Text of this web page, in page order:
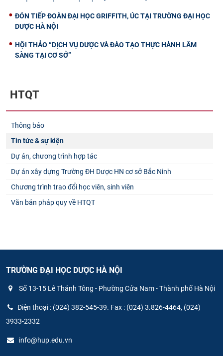
ĐÓN TIẾP ĐOÀN ĐẠI HỌC GRIFFITH, ÚC TẠI TRƯỜNG ĐẠI HỌC
DƯỢC HÀ NỘI
HỘI THẢO “DỊCH VỤ DƯỢC VÀ ĐÀO TẠO THỰC HÀNH LÂM
SÀNG TẠI CƠ SỞ”
HTQT
Thông báo
Tin tức & sự kiện
Dự án, chương trình hợp tác
Dự án xây dựng Trường ĐH Dược HN cơ sở Bắc Ninh
Chương trình trao đổi học viên, sinh viên
Văn bản pháp quy về HTQT
TRƯỜNG ĐẠI HỌC DƯỢC HÀ NỘI
Số 13-15 Lê Thánh Tông - Phường Cửa Nam - Thành phố Hà Nội
Điện thoại : (024) 382-545-39. Fax : (024) 3.826-4464, (024)
3933-2332
info@hup.edu.vn